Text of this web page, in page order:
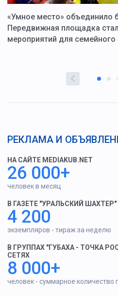
«Умное место» объединило
Передвижная площадка
мероприятий для семейного
РЕКЛАМА И
НА САЙТЕ MEDIAKUB.NET
26 000+
человек в месяц
В ГАЗЕТЕ "УРАЛЬСКИЙ ШАХТЕР"
4 200
экземпляров - тираж за неделю
В ГРУППАХ "ГУБАХА - ТОЧКА
СЕТЯХ
8 000+
человек - суммарное количество